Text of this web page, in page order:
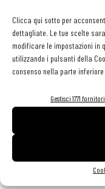
Clicca qui sotto per
dettagliate. Le tue scelte
modificare le impostazioni in
utilizzando i pulsanti della
consenso nella parte
Gestisci 1771 fornitori
EDICOLA WEB